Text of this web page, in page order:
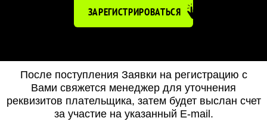
ЗАРЕГИСТРИРОВАТЬСЯ
После поступления Заявки на регистрацию с
Вами свяжется менеджер для уточнения
реквизитов плательщика, затем будет выслан счет
за участие на указанный E-mail.